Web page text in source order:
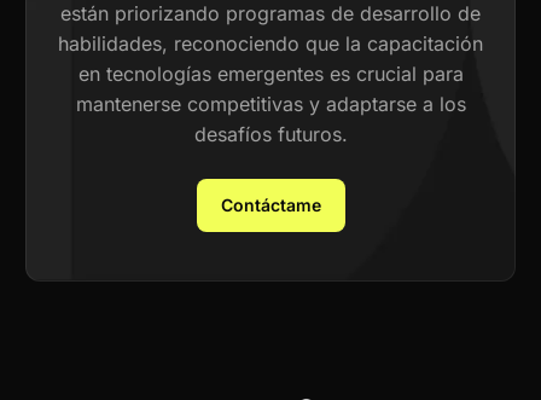
están priorizando programas de desarrollo de
habilidades, reconociendo que la capacitación
en tecnologías emergentes es crucial para
mantenerse competitivas y adaptarse a los
desafíos futuros.
Contáctame